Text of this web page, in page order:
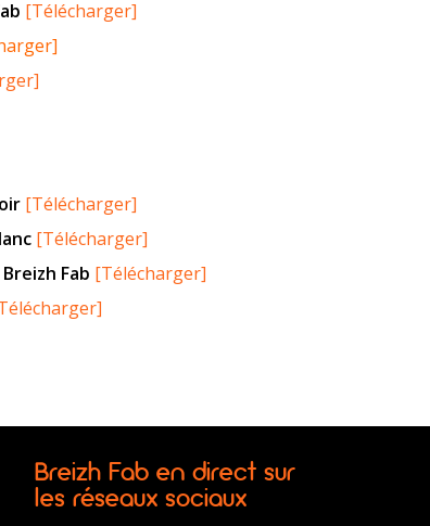
[Télécharger]
r]
[Télécharger]
[Télécharger]
Fab [Télécharger]
Breizh Fab en direct sur
les réseaux sociaux